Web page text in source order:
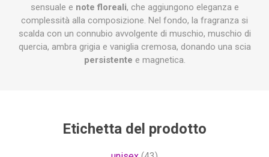
sensuale e note floreali, che aggiungono eleganza e
complessità alla composizione. Nel fondo, la fragranza si
scalda con un connubio avvolgente di muschio, muschio di
quercia, ambra grigia e vaniglia cremosa, donando una scia
persistente e magnetica.
Etichetta del prodotto